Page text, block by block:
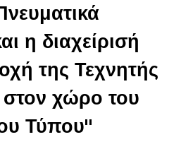
η διαχείρισή
της Τεχνητής
χώρο του
Τύπου"